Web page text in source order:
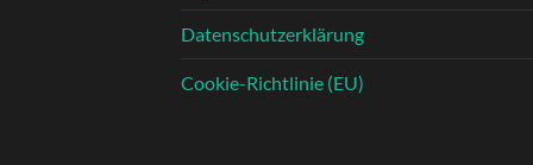
Datenschutzerklärung
Cookie-Richtlinie (EU)